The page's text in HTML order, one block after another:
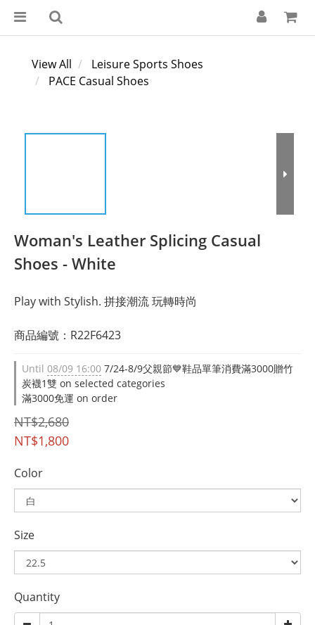
View All
Leisure Sports Shoes
PACE Casual Shoes
Woman's Leather Splicing Casual
Shoes - White
Play with Stylish. 拼接潮流 玩轉時尚
商品編號：R22F6423
Until 08/09 16:00 7/24-8/9父親節💙鞋品單筆消費滿3000贈竹
炭襪1雙 on selected categories
滿3000免運 on order
NT$2,680
NT$1,800
Color
Size
Quantity